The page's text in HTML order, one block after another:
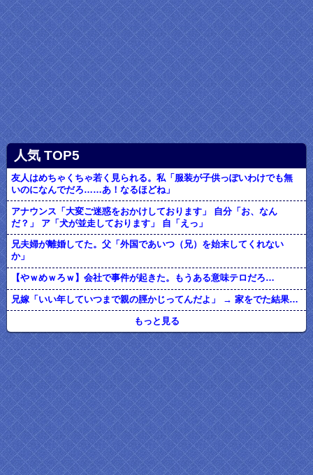
人気 TOP5
友人はめちゃくちゃ若く見られる。私「服装が子供っぽいわけでも無
いのになんでだろ……あ！なるほどね」
アナウンス「大変ご迷惑をおかけしております」 自分「お、なん
だ？」 ア「犬が並走しております」 自「えっ」
兄夫婦が離婚してた。父「外国であいつ（兄）を始末してくれない
か」
【やｗめｗろｗ】会社で事件が起きた。もうある意味テロだろ…
兄嫁「いい年していつまで親の脛かじってんだよ」 → 家をでた結果…
もっと見る